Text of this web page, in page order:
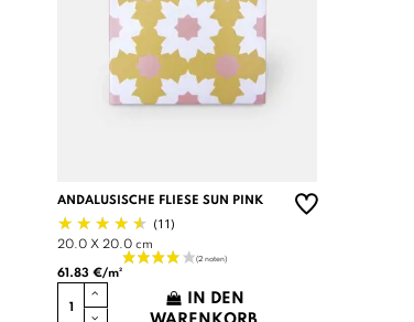
ANDALUSISCHE FLIESE SUN PINK
(11)
20.0 X 20.0 cm
61.83 €/m²
IN DEN